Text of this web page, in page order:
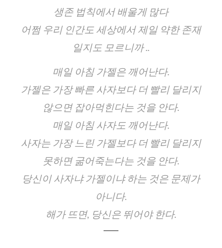
생존 법칙에서 배울게 많다
어쩜 우리 인간도 세상에서 제일 약한 존재
일지도 모르니까 ..
매일 아침 가젤은 깨어난다.
가젤은 가장 빠른 사자보다 더 빨리 달리지
않으면 잡아먹힌다는 것을 안다.
매일 아침 사자도 깨어난다.
사자는 가장 느린 가젤보다 더 빨리 달리지
못하면 굶어죽는다는 것을 안다.
당신이 사자냐 가젤이냐 하는 것은 문제가
아니다.
해가 뜨면, 당신은 뛰어야 한다.